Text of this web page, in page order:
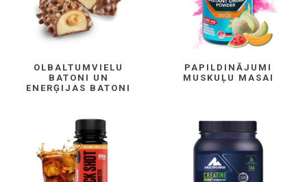
OLBALTUMVIELU
BATONI UN
ENERĢIJAS BATONI
PAPILDINĀJUMI
MUSKUĻU MASAI